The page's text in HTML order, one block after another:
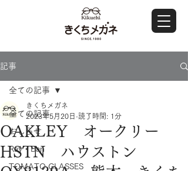
記事
全ての記事
おしらせ
Ray・Ban
TOMATO GLASSES
全ての記事
OAKLEY オークリー
HSTN ハウストン
きくちメガネ
2023年5月20日 読了時間: 1分